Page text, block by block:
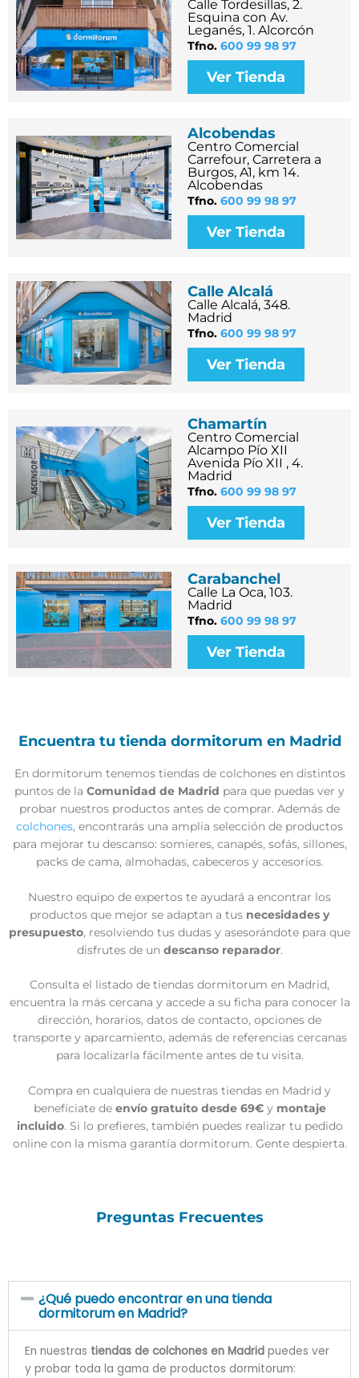
Calle Tordesillas, 2.
Esquina con Av.
Leganés, 1. Alcorcón
Tfno. 600 99 98 97
Ver Tienda
Alcobendas
Centro Comercial
Carrefour, Carretera a
Burgos, A1, km 14.
Alcobendas
Tfno. 600 99 98 97
Ver Tienda
Calle Alcalá
Calle Alcalá, 348.
Madrid
Tfno. 600 99 98 97
Ver Tienda
Chamartín
Centro Comercial
Alcampo Pío XII
Avenida Pío XII , 4.
Madrid
Tfno. 600 99 98 97
Ver Tienda
Carabanchel
Calle La Oca, 103.
Madrid
Tfno. 600 99 98 97
Ver Tienda
Encuentra tu tienda dormitorum en Madrid
En dormitorum tenemos tiendas de colchones en distintos
puntos de la Comunidad de Madrid para que puedas ver y
probar nuestros productos antes de comprar. Además de
colchones, encontrarás una amplia selección de productos
para mejorar tu descanso: somieres, canapés, sofás, sillones,
packs de cama, almohadas, cabeceros y accesorios.
Nuestro equipo de expertos te ayudará a encontrar los
productos que mejor se adaptan a tus necesidades y
presupuesto, resolviendo tus dudas y asesorándote para que
disfrutes de un descanso reparador.
Consulta el listado de tiendas dormitorum en Madrid,
encuentra la más cercana y accede a su ficha para conocer la
dirección, horarios, datos de contacto, opciones de
transporte y aparcamiento, además de referencias cercanas
para localizarla fácilmente antes de tu visita.
Compra en cualquiera de nuestras tiendas en Madrid y
benefíciate de envío gratuito desde 69€y montaje
incluido. Si lo prefieres, también puedes realizar tu pedido
online con la misma garantía dormitorum. Gente despierta.
Preguntas Frecuentes
¿Qué puedo encontrar en una tienda
dormitorum en Madrid?
En nuestras tiendas de colchones en Madrid puedes ver
y probar toda la gama de productos dormitorum: